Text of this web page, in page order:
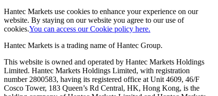
Hantec Markets use cookies to enhance your experience on our
website. By staying on our website you agree to our use of
cookies.You can access our Cookie policy here.
Hantec Markets is a trading name of Hantec Group.
This website is owned and operated by Hantec Markets Holdings
Limited. Hantec Markets Holdings Limited, with registration
number 2800583, having its registered office at Unit 4609, 46/F
Cosco Tower, 183 Queen’s Rd Central, HK, Hong Kong, is the